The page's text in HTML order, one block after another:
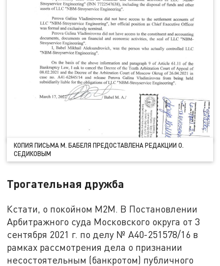
КОПИЯ ПИСЬМА М. БАБЕЛЯ ПРЕДОСТАВЛЕНА РЕДАКЦИИ О.
СЕДИКОВЫМ
Трогательная дружба
Кстати, о покойном М2М. В Постановлении
Арбитражного суда Московского округа от 3
сентября 2021 г. по делу № А40-251578/16 в
рамках рассмотрения дела о признании
несостоятельным (банкротом) публичного